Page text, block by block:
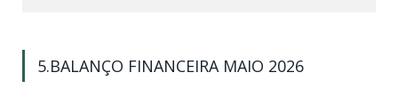
5.BALANÇO FINANCEIRA MAIO 2026